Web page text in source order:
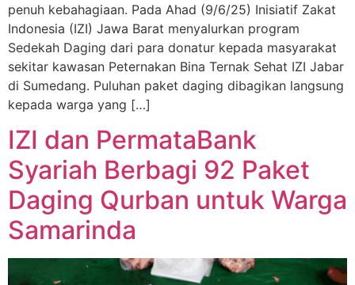
penuh kebahagiaan. Pada Ahad (9/6/25) Inisiatif Zakat
Indonesia (IZI) Jawa Barat menyalurkan program
Sedekah Daging dari para donatur kepada masyarakat
sekitar kawasan Peternakan Bina Ternak Sehat IZI Jabar
di Sumedang. Puluhan paket daging dibagikan langsung
kepada warga yang […]
IZI dan PermataBank
Syariah Berbagi 92 Paket
Daging Qurban untuk Warga
Samarinda